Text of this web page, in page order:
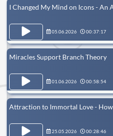
I Changed My Mind on Icons - An
05.06.2026 00:37:17
Miracles Support Branch Theory
01.06.2026 00:58:54
Attraction to Immortal Love -
25.05.2026 00:28:46